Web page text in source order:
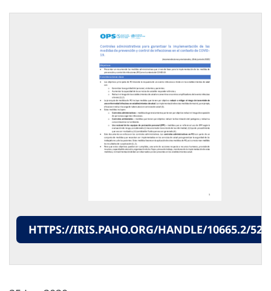
HTTPS://IRIS.PAHO.ORG/HANDLE/10665.2/